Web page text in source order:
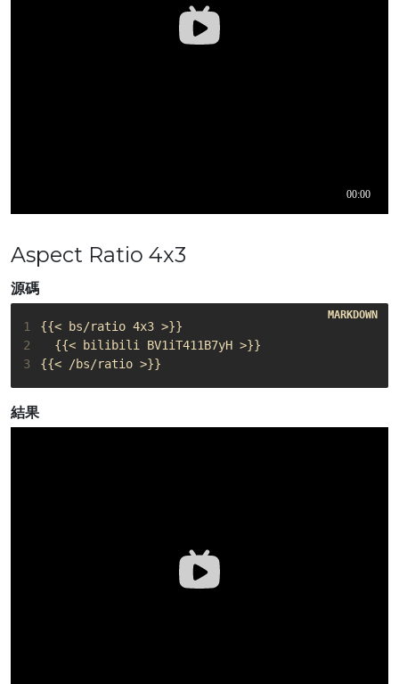
Aspect Ratio 4x3
源碼
1
2
3
{{< /bs/ratio >}}
結果